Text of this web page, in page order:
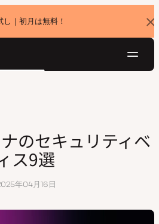
｜初月は無料！
バ
ナ
ョ
ィベストプラクティス9選
のセキュリティベ
ス9選
年04月16日